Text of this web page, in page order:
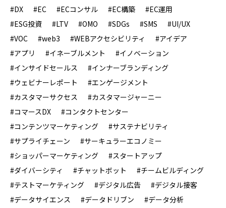
#DX
#EC #ECコンサル #EC構築
#EC運用
#ESG投資
#LTV #OMO #SDGs #SMS
#UI/UX
#VOC
#web3 #WEBアクセシビリティ
#アイデア
#アプリ
#イネーブルメント
#イノベーション
#インサイドセールス
#インナーブランディング
#ウェビナーレポート
#エンゲージメント
#カスタマーサクセス
#カスタマージャーニー
#コマースDX
#コンタクトセンター
#コンテンツマーケティング
#サステナビリティ
#サプライチェーン
#サーキュラーエコノミー
#ショッパーマーケティング
#スタートアップ
#ダイバーシティ
#チャットボット
#チームビルディング
#テストマーケティング
#デジタル広告
#デジタル接客
#データサイエンス
#データドリブン
#データ分析